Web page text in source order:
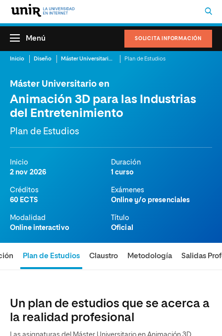
SOLICITA INFORMACIÓN
Menú
Inicio Diseño Máster Universitario en Animación 3D para las Industrias del Entretenimiento Plan de Estudios
Máster Universitario en
Animación 3D para las Industrias
del Entretenimiento
Plan de Estudios
Inicio
2 nov 2026
Duración
1 curso
Créditos
60 ECTS
Exámenes
Online y/o presenciales
Modalidad
Online interactivo
Título
Oficial
Plan de Estudios Claustro Metodología Salidas
Un plan de estudios que se acerca a
la realidad profesional